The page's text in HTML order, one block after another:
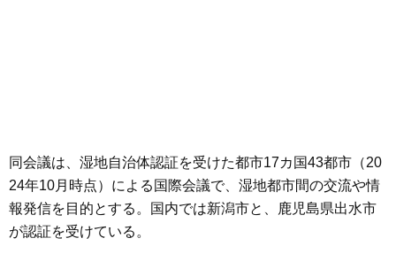
同会議は、湿地自治体認証を受けた都市17カ国43都市（20
24年10月時点）による国際会議で、湿地都市間の交流や情
報発信を目的とする。国内では新潟市と、鹿児島県出水市
が認証を受けている。